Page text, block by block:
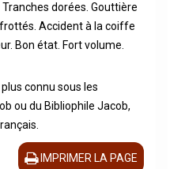
dorées. Gouttière
Accident à la coiffe
Bon état. Fort volume.
connu sous les
ou du Bibliophile Jacob,
IMPRIMER LA PAGE